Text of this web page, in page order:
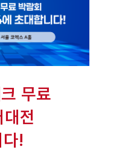
무료
전
!